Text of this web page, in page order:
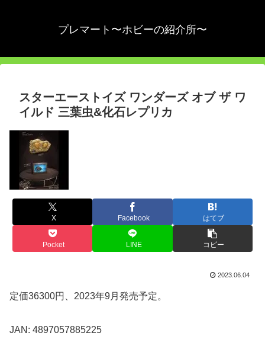
プレマート〜ホビーの紹介所〜
スターエーストイズ ワンダーズ オブ ザ ワ
イルド 三葉虫&化石レプリカ
X Facebook はてブ
Pocket LINE コピー
2023.06.04
定価36300円、2023年9月発売予定。
JAN: 4897057885225